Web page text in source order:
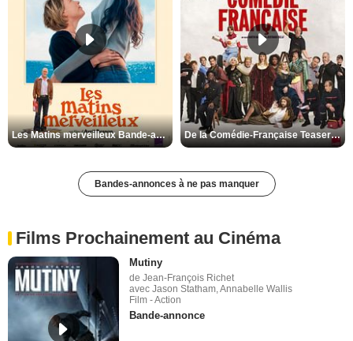
Les Matins merveilleux Bande-annonce VF De la Comédie-Française Teaser VF
Bandes-annonces à ne pas manquer
Films Prochainement au Cinéma
Mutiny
de Jean-François Richet
avec Jason Statham, Annabelle Wallis
Film - Action
Bande-annonce